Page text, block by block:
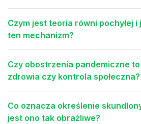
Czym jest teoria równi pochyłej i
ten mechanizm?
Czy obostrzenia pandemiczne
zdrowia czy kontrola społeczna?
Co oznacza określenie
jest ono tak obraźliwe?